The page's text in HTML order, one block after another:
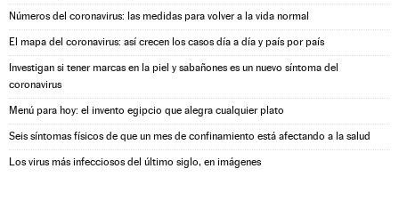
Números del coronavirus: las medidas para volver a la vida normal
El mapa del coronavirus: así crecen los casos día a día y país por país
Investigan si tener marcas en la piel y sabañones es un nuevo síntoma del
coronavirus
Menú para hoy: el invento egipcio que alegra cualquier plato
Seis síntomas físicos de que un mes de confinamiento está afectando a la salud
Los virus más infecciosos del último siglo, en imágenes